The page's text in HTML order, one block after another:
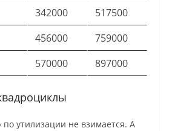
342000
517500
456000
759000
570000 897000
утилизации не взимается. А